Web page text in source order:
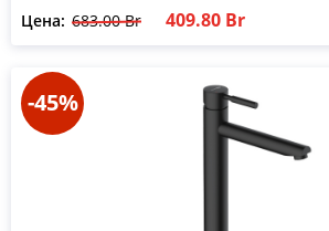
Цена: 683.00 Br 409.80 Br
-45%